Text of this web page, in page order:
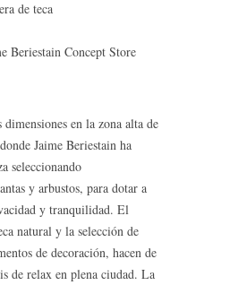
de teca
Beriestain Concept Store
en la zona alta de
Jaime Beriestain ha
seleccionando
y arbustos, para dotar a
y tranquilidad. El
natural y la selección de
de decoración, hacen de
de relax en plena ciudad. La